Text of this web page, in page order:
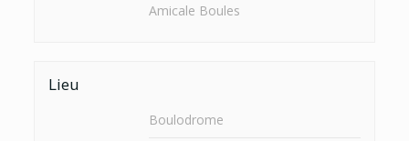
Amicale Boules
Lieu
Boulodrome